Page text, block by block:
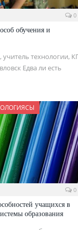
0
обучения и
технологии,
Едва ли есть
0
учащихся в
образования